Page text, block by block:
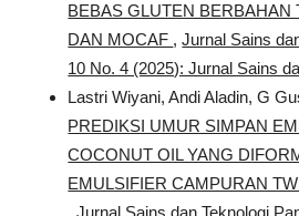
BEBAS GLUTEN BERBAHAN
DAN MOCAF ,Jurnal Sains
10 No. 4 (2025): Jurnal Sains
Lastri Wiyani, Andi Aladin, G
PREDIKSI UMUR SIMPAN
COCONUT OIL YANG
EMULSIFIER CAMPURAN